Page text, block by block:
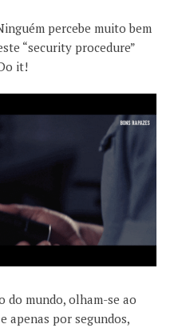
percebe muito bem
“security procedure”
it!
do mundo, olham-se ao
apenas por segundos,